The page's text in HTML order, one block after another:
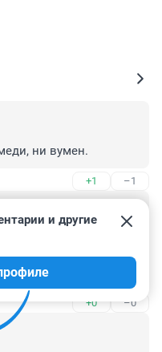
ни вумен.
+1 –1
но выхода нет».
в Геленджике в разгар
+0 –0
и другие